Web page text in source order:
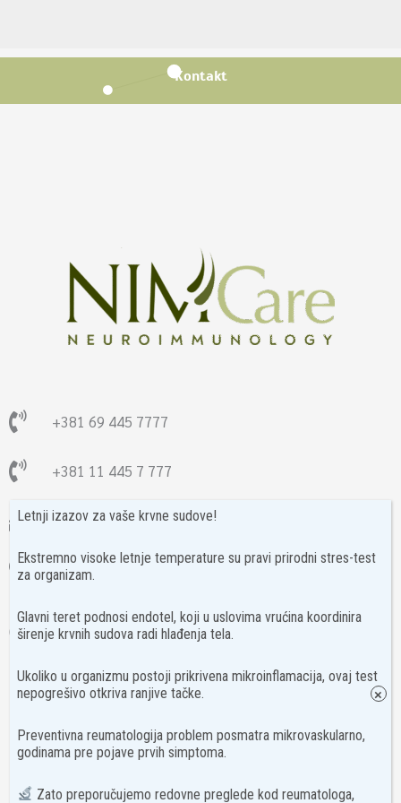
Kontakt
+381 69 445 7777
+381 11 445 7 777
info@nimcare.rs
Skender Begova 26
MB: 67383028
PIB:114183259
F
c
I
s
Letnji izazov za vaše krvne sudove!
Ekstremno visoke letnje temperature su pravi prirodni stres-test
za organizam.
Glavni teret podnosi endotel, koji u uslovima vrućina koordinira
širenje krvnih sudova radi hlađenja tela.
Ukoliko u organizmu postoji prikrivena mikroinflamacija, ovaj test
nepogrešivo otkriva ranjive tačke.
Preventivna reumatologija problem posmatra mikrovaskularno,
godinama pre pojave prvih simptoma.
Zato preporučujemo redovne preglede kod reumatologa,
×